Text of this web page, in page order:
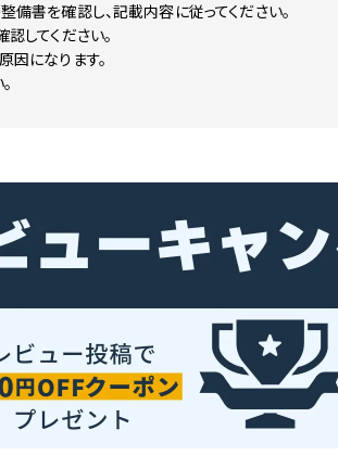
書を確認し、記載内容に従ってください。
してください。
になります。